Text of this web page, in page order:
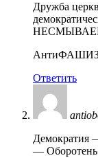
Дружба
Ответить
Демократия
—